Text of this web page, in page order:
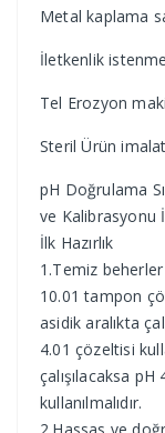
Metal kaplama
İletkenlik
Tel Erozyon
Steril Ürün
pH Doğrulama
ve Kalibrasyonu
İlk Hazırlık
1.Temiz
10.01 tampon
asidik aralıkta
4.01 çözeltisi
çalışılacaksa
kullanılmalıdır.